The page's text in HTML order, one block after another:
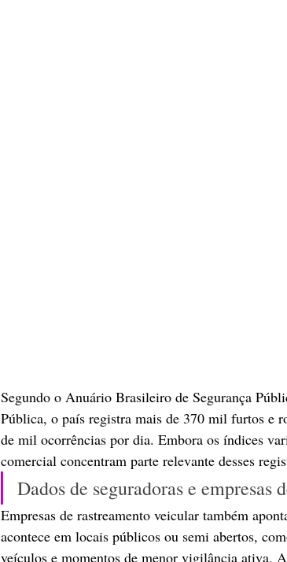
Segundo o Anuário Brasileiro de Segurança
Pública, o país registra mais de 370 mil furtos e
de mil ocorrências por dia. Embora os índices
comercial concentram parte relevante desses
Dados de seguradoras e empresas
Empresas de rastreamento veicular também
acontece em locais públicos ou semi abertos,
veículos e momentos de menor vigilância ativa.